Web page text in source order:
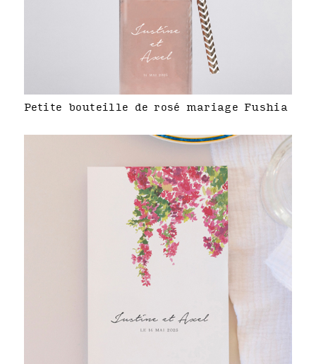
Petite bouteille de rosé mariage Fushia